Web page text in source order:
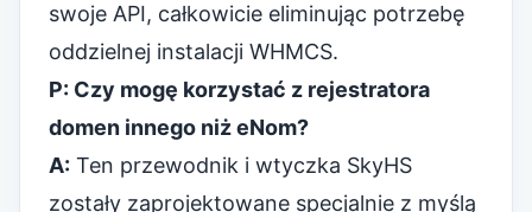
swoje API, całkowicie eliminując potrzebę
oddzielnej instalacji WHMCS.
P: Czy mogę korzystać z rejestratora
domen innego niż eNom?
A: Ten przewodnik i wtyczka SkyHS
zostały zaprojektowane specjalnie z myślą